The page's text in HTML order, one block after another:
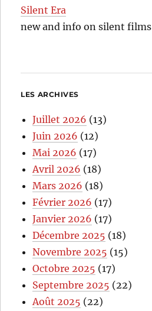
Silent Era
new and info on silent films
LES ARCHIVES
Juillet 2026 (13)
Juin 2026 (12)
Mai 2026 (17)
Avril 2026 (18)
Mars 2026 (18)
Février 2026 (17)
Janvier 2026 (17)
Décembre 2025 (18)
Novembre 2025 (15)
Octobre 2025 (17)
Septembre 2025 (22)
Août 2025 (22)